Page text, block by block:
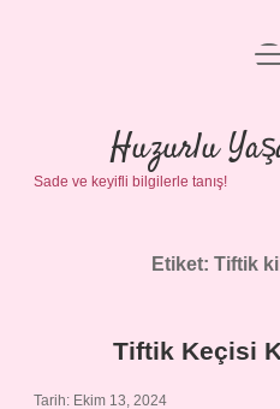
Gizlilik
Yasal
Huzurlu
Sade ve keyifli bilgilerle tanış!
Etiket: Tiftik
Tiftik Keçisi
Tarih: Ekim 13, 2024